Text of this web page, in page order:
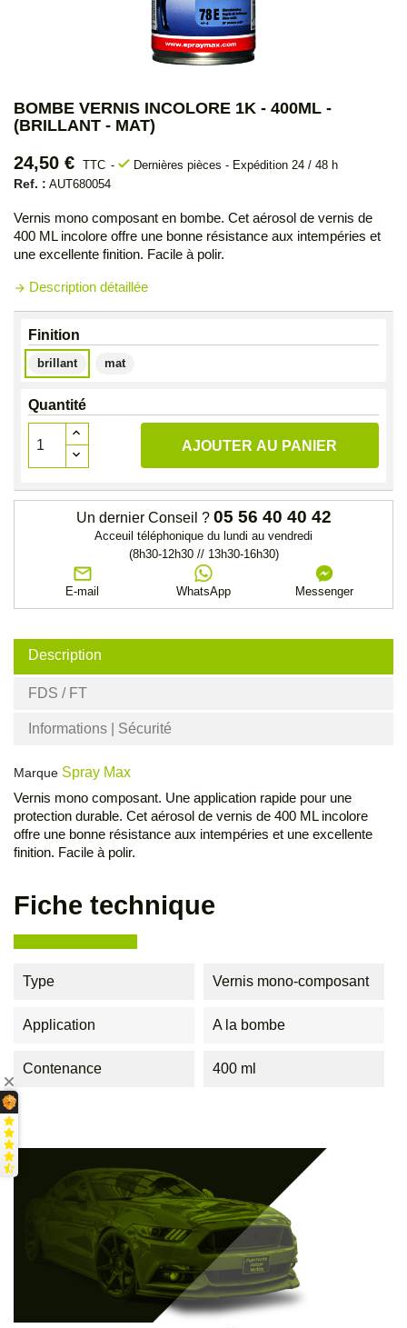
BOMBE VERNIS INCOLORE 1K - 400ML -
(BRILLANT - MAT)
24,50 € TTC check Dernières pièces - Expédition 24 / 48 h
Ref. : AUT680054
Vernis mono composant en bombe. Cet aérosol de vernis de
400 ML incolore offre une bonne résistance aux intempéries et
une excellente finition. Facile à polir.
arrow_forward Description détaillée
Finition
brillant mat
Quantité
AJOUTER AU PANIER
Un dernier Conseil ? 05 56 40 40 42
Acceuil téléphonique du lundi au vendredi
(8h30-12h30 // 13h30-16h30)
E-mail WhatsApp Messenger
Description
FDS / FT
Informations | Sécurité
Marque Spray Max
Vernis mono composant. Une application rapide pour une
protection durable. Cet aérosol de vernis de 400 ML incolore
offre une bonne résistance aux intempéries et une excellente
finition. Facile à polir.
Fiche technique
Type Vernis mono-composant
Application A la bombe
Contenance 400 ml